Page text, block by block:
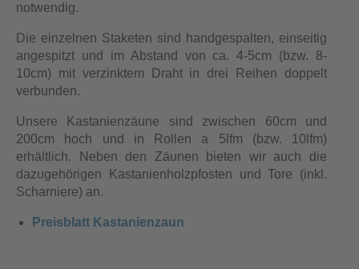
notwendig.
Die einzelnen Staketen sind handgespalten, einseitig
angespitzt und im Abstand von ca. 4-5cm (bzw. 8-
10cm) mit verzinktem Draht in drei Reihen doppelt
verbunden.
Unsere Kastanienzäune sind zwischen 60cm und
200cm hoch und in Rollen a 5lfm (bzw. 10lfm)
erhältlich. Neben den Zäunen bieten wir auch die
dazugehörigen Kastanienholzpfosten und Tore (inkl.
Scharniere) an.
Preisblatt Kastanienzaun